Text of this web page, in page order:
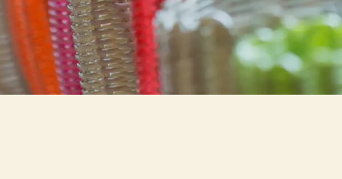
松月の歩み 過ごし方
おもてなし